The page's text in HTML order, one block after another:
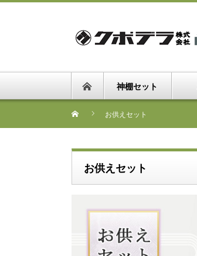
神棚セット
お供えセット
お供えセット